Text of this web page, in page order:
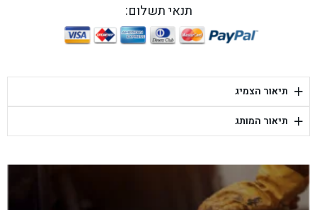
בן גל - היובלים 26, הוד השרון - הוד השרון
בן גל - יפת 88, תל אביב יפו - תל אביב
בן גל - דור אלון הר טוב - בית שמש
תנאי תשלום:
+ תיאור הצמיג
+ תיאור המותג